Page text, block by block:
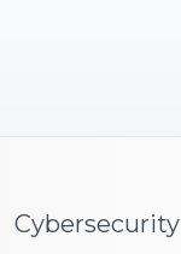
Cybersecurity